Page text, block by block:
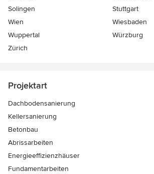
Solingen
Stuttgart
Wien
Wiesbaden
Wuppertal
Würzburg
Zürich
Projektart
Dachbodensanierung
Kellersanierung
Betonbau
Abrissarbeiten
Energieeffizienzhäuser
Fundamentarbeiten